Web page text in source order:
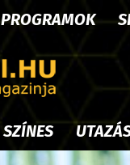
PROGRAMOK
SZÍNES